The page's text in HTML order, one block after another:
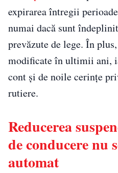
expirarea întregii
numai dacă sunt
prevăzute de lege. În
modificate în ultimii ani,
cont și de noile cerințe
rutiere.
Reducerea
de conducere nu
automat